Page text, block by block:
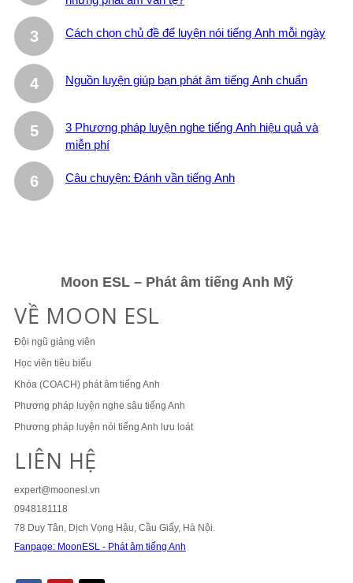
Cách chọn chủ đề để luyện nói tiếng Anh mỗi ngày
Nguồn luyện giúp bạn phát âm tiếng Anh chuẩn
3 Phương pháp luyện nghe tiếng Anh hiệu quả và
miễn phí
Câu chuyện: Đánh vần tiếng Anh
Moon ESL – Phát âm tiếng Anh Mỹ
VỀ MOON ESL
Đội ngũ giảng viên
Học viên tiêu biểu
Khóa (COACH) phát âm tiếng Anh
Phương pháp luyện nghe sâu tiếng Anh
Phương pháp luyện nói tiếng Anh lưu loát
LIÊN HỆ
expert@moonesl.vn
0948181118
78 Duy Tân, Dịch Vọng Hậu, Cầu Giấy, Hà Nội.
Fanpage: MoonESL - Phát âm tiếng Anh